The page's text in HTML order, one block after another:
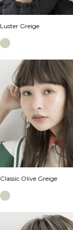
Luster Greige
Classic Olive Greige